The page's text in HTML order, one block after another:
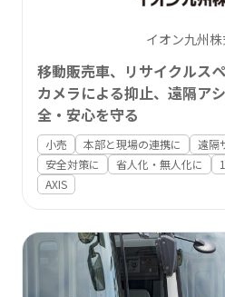
イオン九州
移動販売車、リサイクルス
カメラによる抑止、遠隔ア
全・安心を守る
小売 本部と現場の連携に 遠隔
安全対策に
省人化・無人化に
AXIS